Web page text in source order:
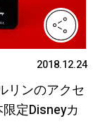
2018.12.24
リンのアクセ
定Disneyカ